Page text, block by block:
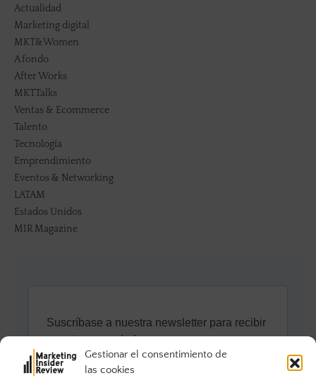
Gestionar el consentimiento de
las cookies
Actualidad
Marketing digital
MKT&Women
A fondo
After Works
MKTTalks
Ventas & Ecommerce
Talento
Tecnología
Emprendimiento
Eventos & Networking
LATAM
Estados Unidos
MIR Magazine